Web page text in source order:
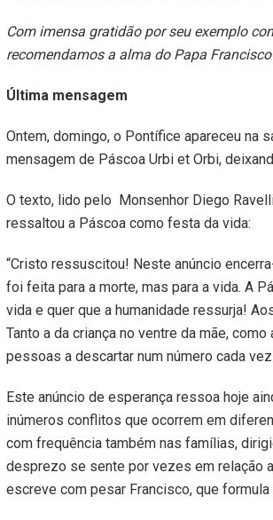
Com imensa gratidão por seu exemplo
recomendamos a alma do Papa
Última mensagem
Ontem, domingo, o Pontífice apareceu na
mensagem de Páscoa Urbi et Orbi,
O texto, lido pelo Monsenhor Diego
ressaltou a Páscoa como festa da vida:
“Cristo ressuscitou! Neste anúncio
foi feita para a morte, mas para a vida. A
vida e quer que a humanidade ressurja!
Tanto a da criança no ventre da mãe,
pessoas a descartar num número cada
Este anúncio de esperança ressoa hoje
inúmeros conflitos que ocorrem em
com frequência também nas famílias,
desprezo se sente por vezes em relação
escreve com pesar Francisco, que